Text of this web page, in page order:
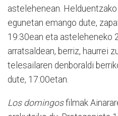
astelehenean. Helduentzako
egunetan emango dute,
19:30ean eta asteleheneko
arratsaldean, berriz, haurrei
telesailaren denboraldi
dute, 17:00etan.
Los domingosfilmak